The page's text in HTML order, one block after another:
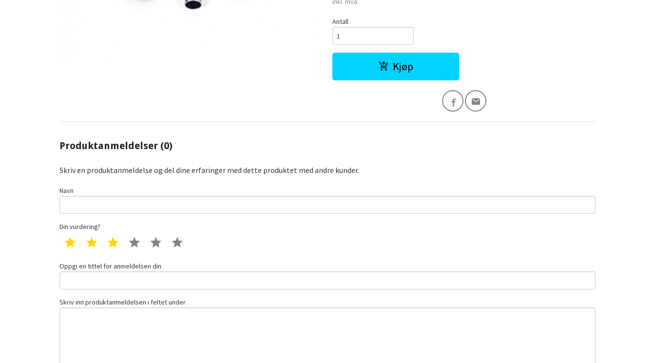
Antall
Kjøp
Produktanmeldelser (0)
Skriv en produktanmeldelse og del dine erfaringer med dette produktet med andre kunder.
Navn
Din vurdering?
1 star 2 star 3 star 4 star 5 star
Oppgi en tittel for anmeldelsen din
Skriv inn produktanmeldelsen i feltet under